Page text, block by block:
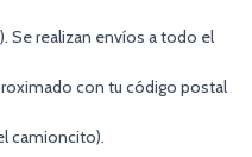
Se realizan envíos a todo el
con tu código postal
camioncito).